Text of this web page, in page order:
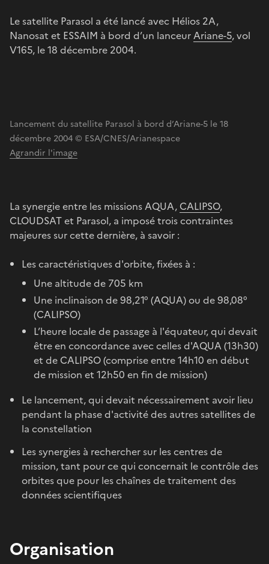
Le satellite Parasol a été lancé avec Hélios 2A,
Nanosat et ESSAIM à bord d’un lanceurAriane-5, vol
V165, le 18 décembre 2004.
Lancement du satellite Parasol à bord d’Ariane-5 le 18
décembre 2004 © ESA/CNES/Arianespace
Agrandir l'image
La synergie entre les missions AQUA, CALIPSO,
CLOUDSAT et Parasol, a imposé trois contraintes
majeures sur cette dernière, à savoir :
Les caractéristiques d'orbite, fixées à :
Une altitude de 705 km
Une inclinaison de 98,21° (AQUA) ou de 98,08°
(CALIPSO)
L’heure locale de passage à l'équateur, qui devait
être en concordance avec celles d'AQUA (13h30)
et de CALIPSO (comprise entre 14h10 en début
de mission et 12h50 en fin de mission)
Le lancement, qui devait nécessairement avoir lieu
pendant la phase d'activité des autres satellites de
la constellation
Les synergies à rechercher sur les centres de
mission, tant pour ce qui concernait le contrôle des
orbites que pour les chaînes de traitement des
données scientifiques
Organisation